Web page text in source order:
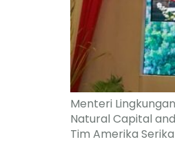
Menteri
Natural Capital
Tim Amerika